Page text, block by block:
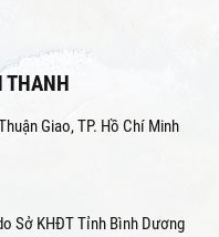
THANH
Giao, TP. Hồ Chí Minh
Sở KHĐT Tỉnh Bình Dương